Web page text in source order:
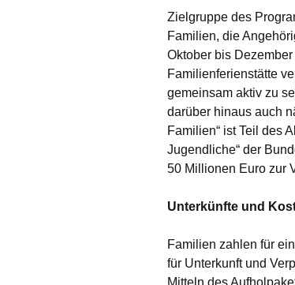
Zielgruppe des
Familien, die
Oktober bis
Familienferienstätte
gemeinsam aktiv zu
darüber hinaus auch
Familien“ ist Teil des
Jugendliche“ der
50 Millionen Euro zur
Unterkünfte und
Familien zahlen für
für Unterkunft und
Mitteln des